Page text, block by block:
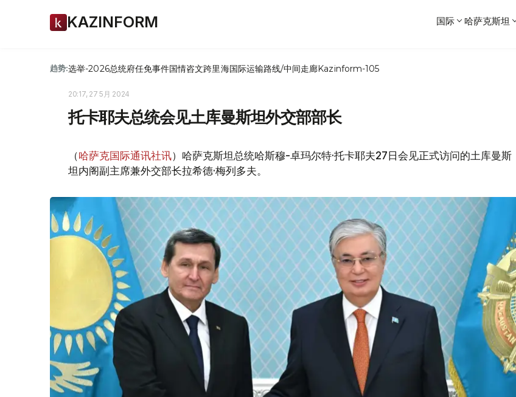
KAZINFORM 国际 哈萨克斯坦
趋势:选举-2026总统府任免事件国情咨文跨里海国际运输路线/中间走廊Kazinform-105
20:17, 27 5月 2024
托卡耶夫总统会见土库曼斯坦外交部部长
（哈萨克国际通讯社讯）哈萨克斯坦总统哈斯穆-卓玛尔特·托卡耶夫27日会见正式访问的土库曼斯
坦内阁副主席兼外交部长拉希德·梅列多夫。